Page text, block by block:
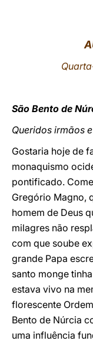
São Bento de
Queridos irmãos
Gostaria hoje de
monaquismo
pontificado.
Gregório Magno,
homem de Deus
milagres não
com que soube
grande Papa
santo monge
estava vivo na
florescente
Bento de Núrcia
uma influência